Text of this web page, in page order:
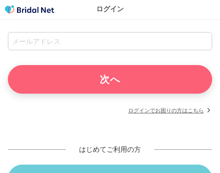
ログイン
ログインでお困りの方はこちら
はじめてご利用の方